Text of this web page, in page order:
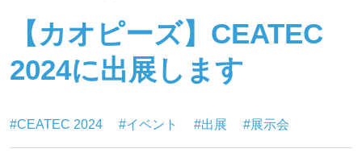
【カオピーズ】CEATEC
2024に出展します
#CEATEC 2024 #イベント #出展 #展示会